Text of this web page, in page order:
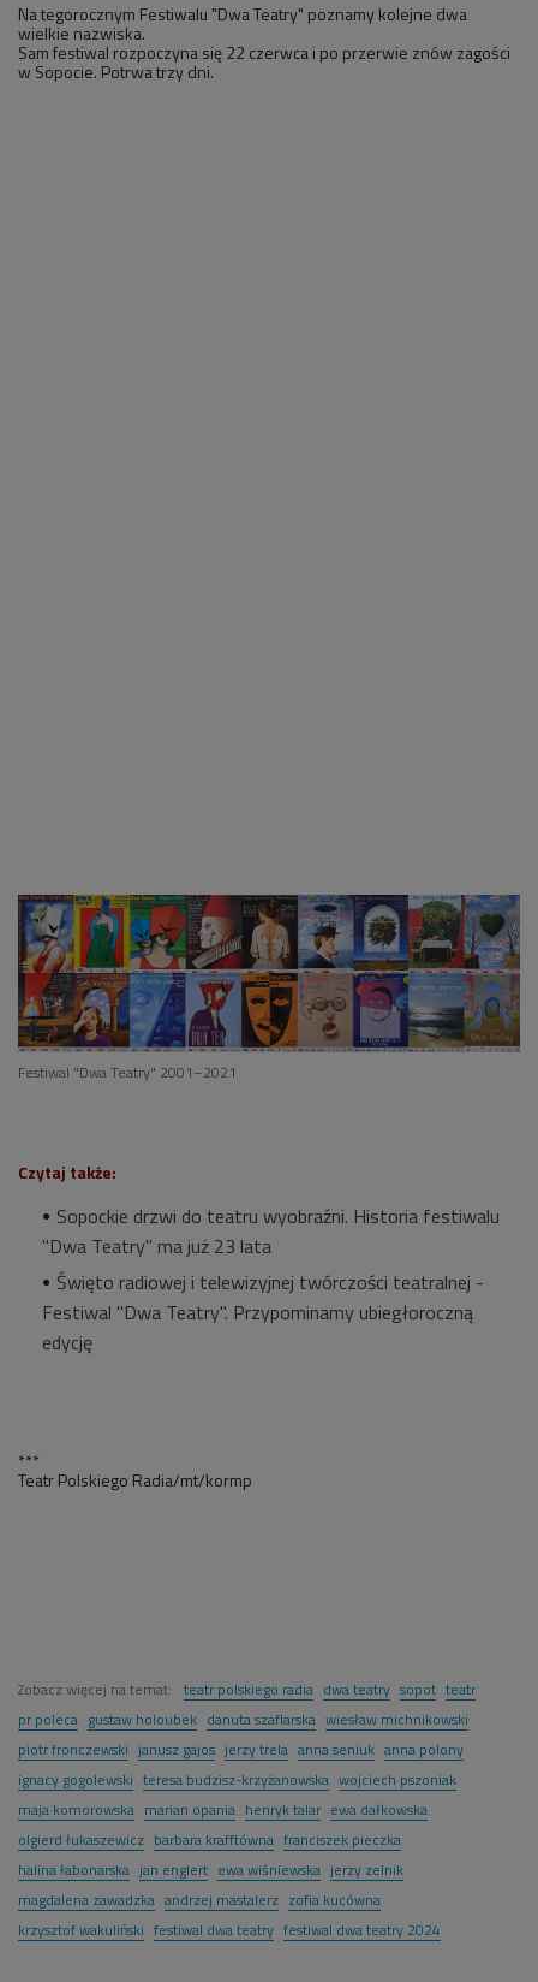
Na tegorocznym Festiwalu "Dwa Teatry" poznamy kolejne dwa
wielkie nazwiska.
Sam festiwal rozpoczyna się 22 czerwca i po przerwie znów zagości
w Sopocie. Potrwa trzy dni.
Festiwal "Dwa Teatry" 2001–2021
Czytaj także:
Sopockie drzwi do teatru wyobraźni. Historia festiwalu
"Dwa Teatry" ma już 23 lata
Święto radiowej i telewizyjnej twórczości teatralnej -
Festiwal "Dwa Teatry". Przypominamy ubiegłoroczną
edycję
***
Teatr Polskiego Radia/mt/kormp
Zobacz więcej na temat: teatr polskiego radia dwa teatry sopot teatr
pr poleca gustaw holoubek danuta szaflarska wiesław michnikowski
piotr fronczewski janusz gajos jerzy trela anna seniuk anna polony
ignacy gogolewski teresa budzisz-krzyżanowska wojciech pszoniak
maja komorowska marian opania henryk talar ewa dałkowska
olgierd łukaszewicz barbara krafftówna franciszek pieczka
halina łabonarska jan englert ewa wiśniewska jerzy zelnik
magdalena zawadzka andrzej mastalerz zofia kucówna
krzysztof wakuliński festiwal dwa teatry festiwal dwa teatry 2024